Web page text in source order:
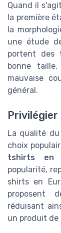
Quand il
la première
la
une étude
portent des
bonne
mauvaise
général.
Privilégier
La qualité
choix
tshirts en
popularité,
shirts en
proposent
réduisant
un produit